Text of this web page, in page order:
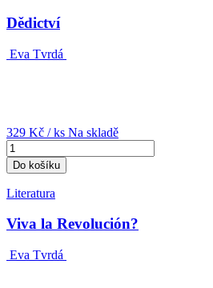
Dědictví
Eva Tvrdá
329 Kč / ks Na skladě
Do košíku
Literatura
Viva la Revolución?
Eva Tvrdá